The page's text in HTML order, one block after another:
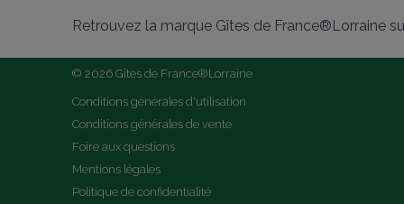
Retrouvez la marque Gîtes de France®Lorraine
© 2026 Gîtes de France®Lorraine
Conditions générales d'utilisation
Conditions générales de vente
Foire aux questions
Mentions légales
Politique de confidentialité